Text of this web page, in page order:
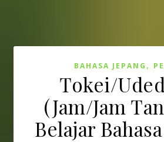
BAHASA JEPANG ,
Tokei/
(Jam/Jam
Belajar